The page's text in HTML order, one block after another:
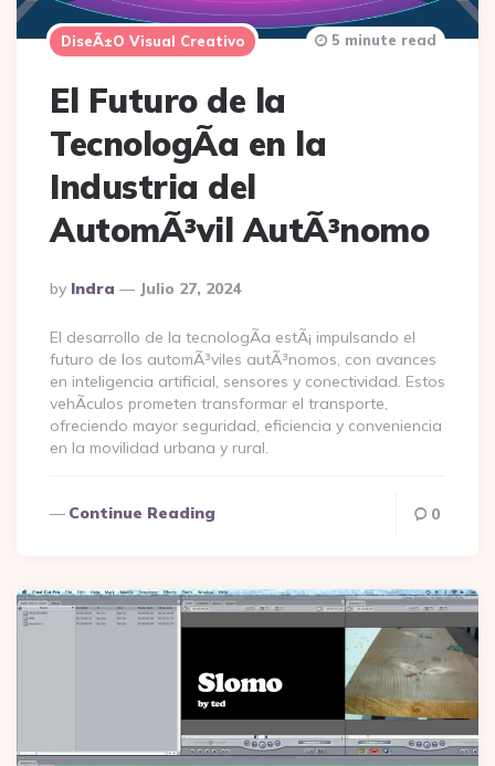
DiseÃ±o Visual Creativo
El Futuro de la
TecnologÃ­a en la
Industria del
AutomÃ³vil AutÃ³nomo
Posted
By
By Indra Julio 27, 2024
5 minute read
El desarrollo de la tecnologÃ­a estÃ¡ impulsando el
futuro de los automÃ³viles autÃ³nomos, con avances
en inteligencia artificial, sensores y conectividad. Estos
vehÃ­culos prometen transformar el transporte,
ofreciendo mayor seguridad, eficiencia y conveniencia
en la movilidad urbana y rural.
Continue Reading 0